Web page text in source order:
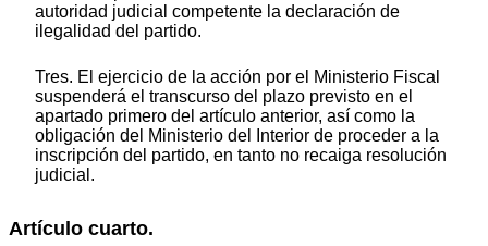
autoridad judicial competente la declaración de
ilegalidad del partido.
Tres. El ejercicio de la acción por el Ministerio Fiscal
suspenderá el transcurso del plazo previsto en el
apartado primero del artículo anterior, así como la
obligación del Ministerio del Interior de proceder a la
inscripción del partido, en tanto no recaiga resolución
judicial.
Artículo cuarto.